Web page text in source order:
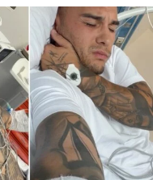
ha provato. «È la
vero», ha
i sostenitori
ritorno di coppia.
«tossico»
totale che aveva
I due